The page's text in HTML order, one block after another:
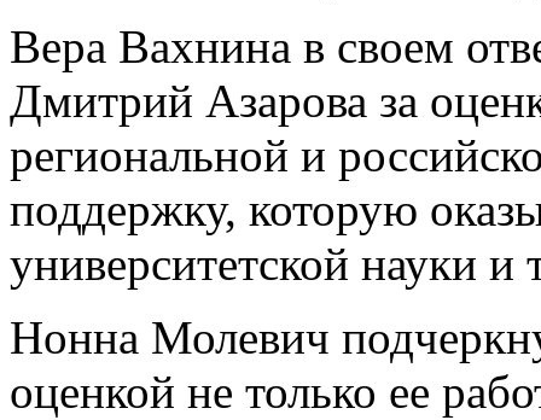
Вера Вахнина в своем
Дмитрий Азарова за
региональной и
поддержку, которую
университетской науки
Нонна Молевич
оценкой не только ее